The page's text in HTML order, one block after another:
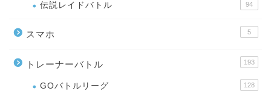
伝説レイドバトル 94
スマホ 5
トレーナーバトル 193
GOバトルリーグ 128